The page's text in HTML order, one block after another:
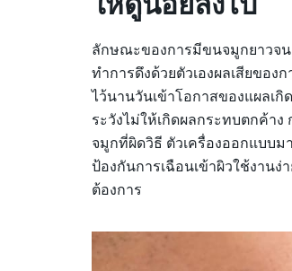
ลักษณะของการมีขนจมูกยาวจ
ทำการดึงด้วยตัวเองผลเสียของ
ไว้นานวันเข้าโอกาสของแผลเ
ระวังไม่ให้เกิดผลกระทบตกค้า
จมูกที่ผิดวิธี ตัวเครื่องออกแบบ
ป้องกันการเฉือนเข้าผิวใช้งาน
ต้องการ